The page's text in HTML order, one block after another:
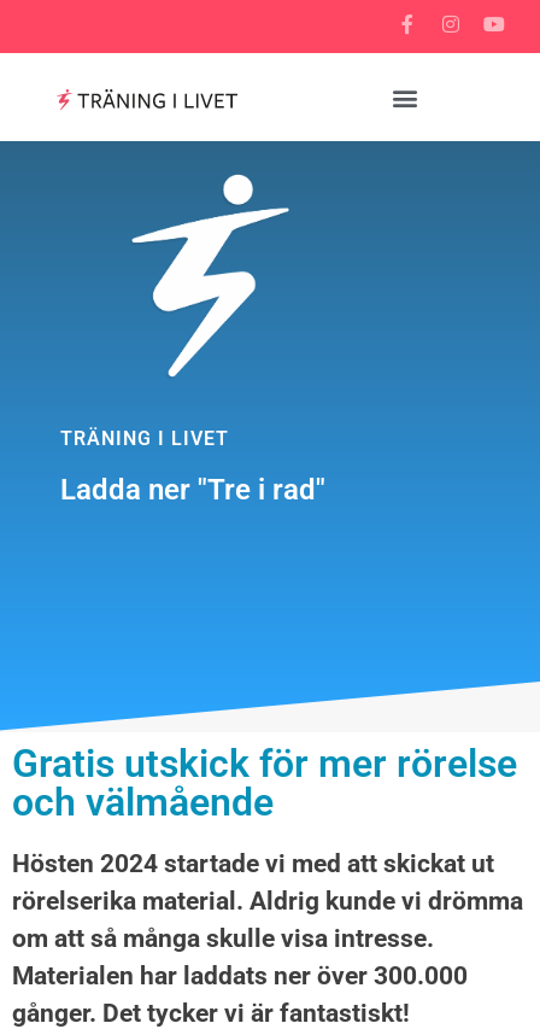
TRÄNING I LIVET
Ladda ner "Tre i rad"
Gratis utskick för mer rörelse
och välmående
Hösten 2024 startade vi med att skickat ut
rörelserika material. Aldrig kunde vi drömma
om att så många skulle visa intresse.
Materialen har laddats ner över 300.000
gånger. Det tycker vi är fantastiskt!